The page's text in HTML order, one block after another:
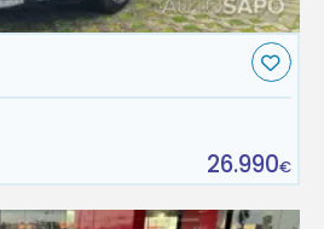
26.990€